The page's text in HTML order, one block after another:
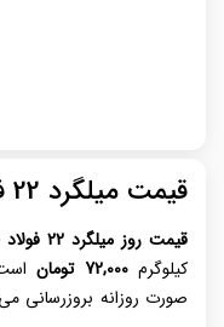
قیمت میلگرد 22 فولاد خراسان A3
قیمت روز میلگرد 22 فولاد خراسان
کیلوگرم 72,000 تومان
صورت روزانه بروزرسانی